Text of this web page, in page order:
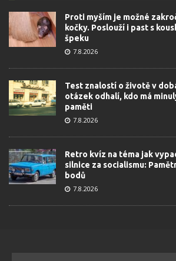
Proti myším je možné
kočky. Poslouží i past s
špeku
7.8.2026
Test znalostí o životě v
otázek odhalí, kdo má
paměti
7.8.2026
Retro kvíz na téma jak
silnice za socialismu:
bodů
7.8.2026